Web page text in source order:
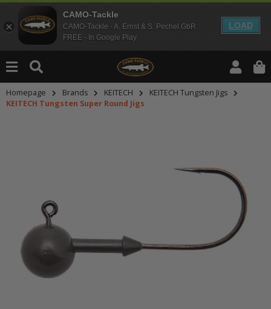
CAMO-Tackle
CAMO-Tackle - A. Ernst & S. Pechel GbR
FREE - In Google Play
LOAD
Homepage Brands KEITECH
KEITECH Tungsten Jigs
KEITECH Tungsten Super Round Jigs